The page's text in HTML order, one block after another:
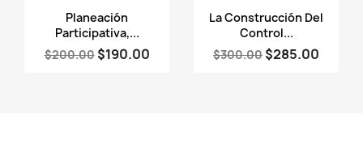
Vista rápida
Planeación
Participativa,...
$200.00 $190.00
Vista rápida
La Construcción Del
Control...
$300.00 $285.00